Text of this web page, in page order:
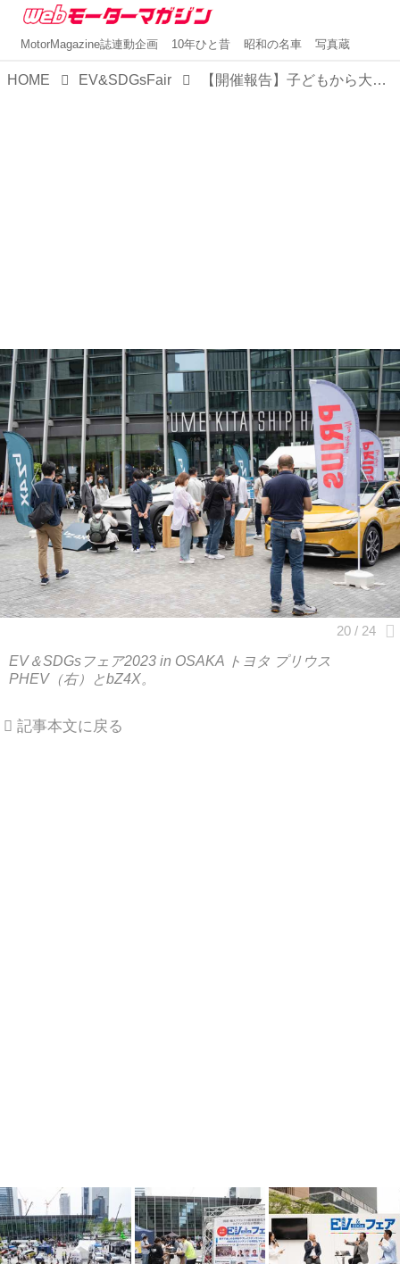
MotorMagazine誌連動企画 10年ひと昔 昭和の名車 写真蔵
HOME EV&SDGsFair 【開催報告】子どもから大人まで楽しめる、最新電動車とSDGsのイベント「EV＆SDGsフェア2023 in OSAKA」が閉幕
EV＆SDGsフェア2023 in OSAKA トヨタ プリウス
PHEV（右）とbZ4X。
記事本文に戻る